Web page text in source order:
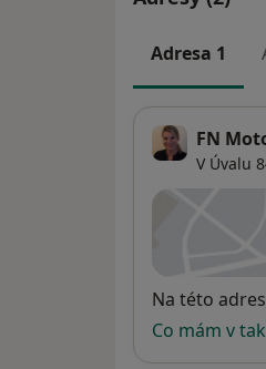
Adresa 1
FN
V Úvalu
Dostupnost
Na této
Co mám v